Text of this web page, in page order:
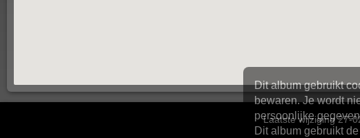
Laatste wijziging27-